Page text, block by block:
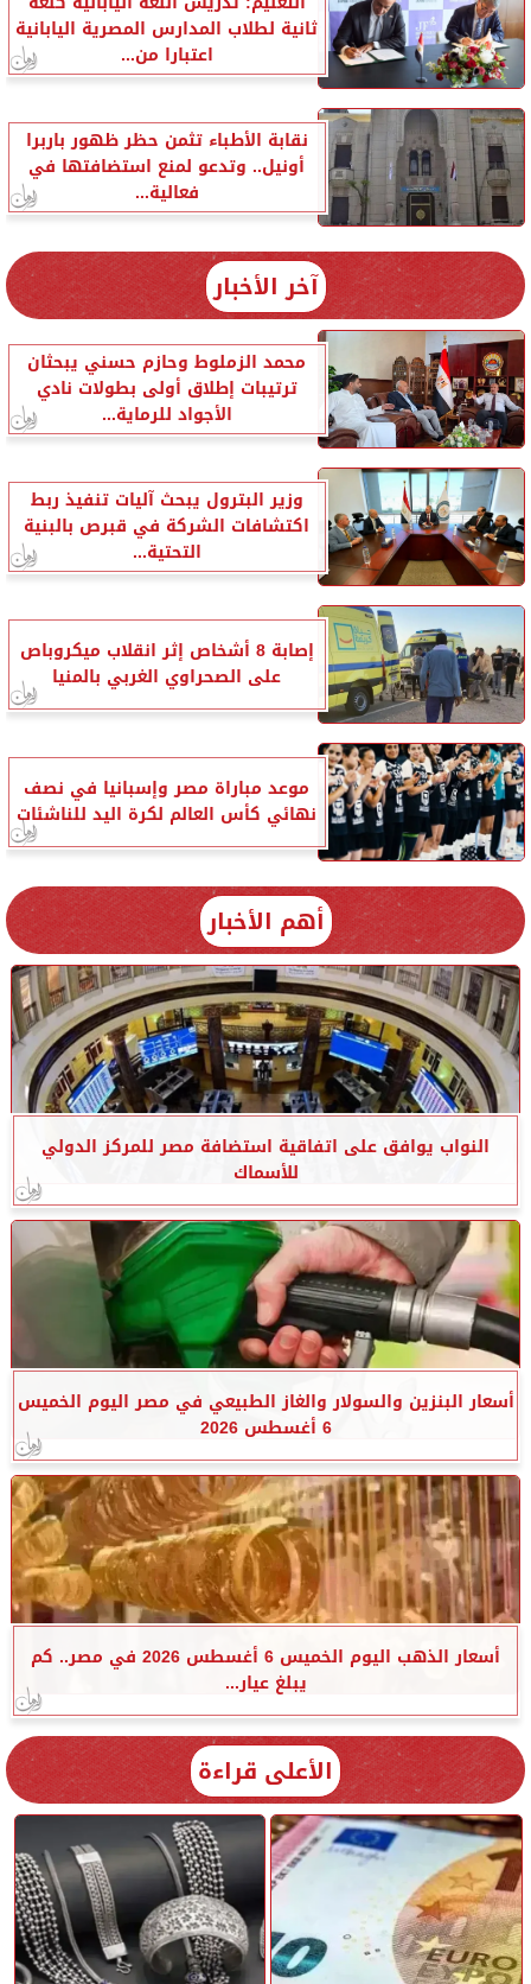
ثانية لطلاب المدارس المصرية اليابانية
اعتبارا من...
نقابة الأطباء تثمن حظر ظهور باربرا
أونيل.. وتدعو لمنع استضافتها في
فعالية...
آخر الأخبار
محمد الزملوط وحازم حسني يبحثان
ترتيبات إطلاق أولى بطولات نادي
الأجواد للرماية...
وزير البترول يبحث آليات تنفيذ ربط
اكتشافات الشركة في قبرص بالبنية
التحتية...
إصابة 8 أشخاص إثر انقلاب ميكروباص
على الصحراوي الغربي بالمنيا
موعد مباراة مصر وإسبانيا في نصف
نهائي كأس العالم لكرة اليد للناشئات
أهم الأخبار
النواب يوافق على اتفاقية استضافة مصر للمركز الدولي
للأسماك
أسعار البنزين والسولار والغاز الطبيعي في مصر اليوم الخميس
6 أغسطس 2026
أسعار الذهب اليوم الخميس 6 أغسطس 2026 في مصر.. كم
يبلغ عيار...
الأعلى قراءة